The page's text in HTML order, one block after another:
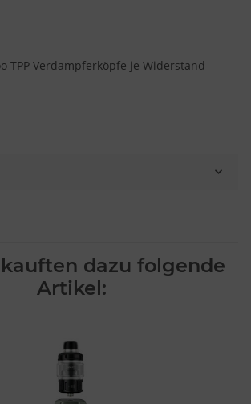
TPP Verdampferköpfe je Widerstand
dazu folgende
Artikel: